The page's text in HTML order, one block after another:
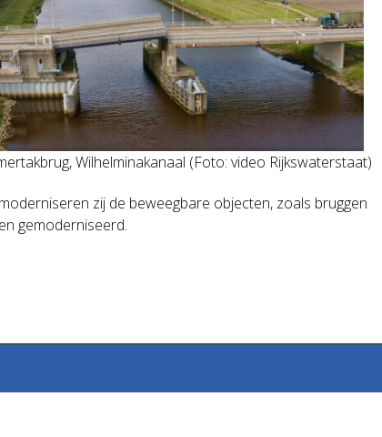
Wilhelminakanaal (Foto: video Rijkswaterstaat)
zij de beweegbare objecten, zoals bruggen
gemoderniseerd.